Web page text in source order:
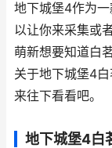
地下城堡4作为
以让你来采集或
萌新想要知道白
关于地下城堡4
来往下看看吧。
地下城堡4白